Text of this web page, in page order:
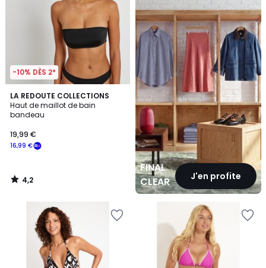
-10% DÈS 2*
LA REDOUTE COLLECTIONS
Haut de maillot de bain
bandeau
16,99 €
19,99 €
4,2
/ 5
4,2
/
FINAL
CLEARANCEJ'en profite